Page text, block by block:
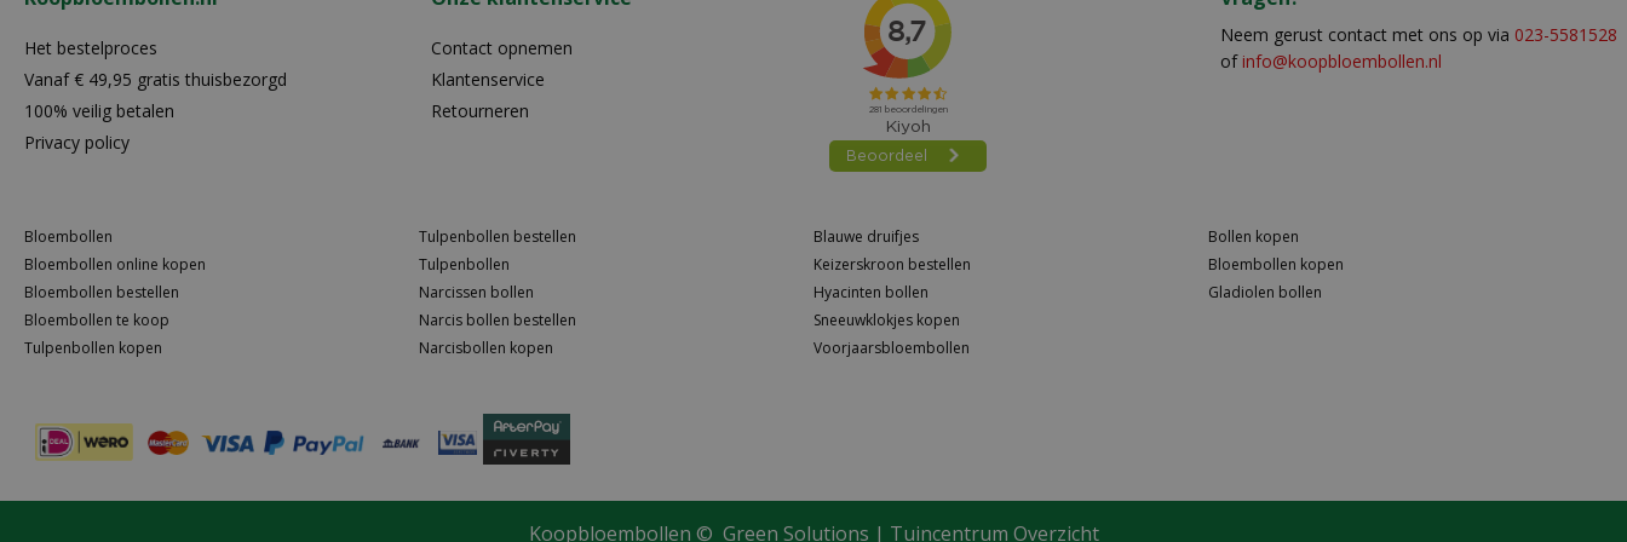
Het bestelproces
Vanaf € 49,95 gratis thuisbezorgd
100% veilig betalen
Privacy policy
Contact opnemen
Klantenservice
Retourneren
Neem gerust contact met ons op via 023-5581528
of info@koopbloembollen.nl
Bloembollen
Bloembollen online kopen
Bloembollen bestellen
Bloembollen te koop
Tulpenbollen kopen
Tulpenbollen bestellen
Tulpenbollen
Narcissen bollen
Narcis bollen bestellen
Narcisbollen kopen
Blauwe druifjes
Keizerskroon bestellen
Hyacinten bollen
Sneeuwklokjes kopen
Voorjaarsbloembollen
Bollen kopen
Bloembollen kopen
Gladiolen bollen
Koopbloembollen © Green Solutions | Tuincentrum Overzicht